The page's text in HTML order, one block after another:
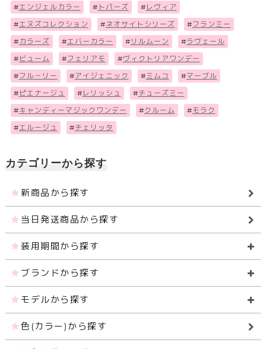
#エンジェルカラー # トパーズ # レヴィア
#エヌズコレクション #ネオサイトシリーズ #フランミー
# カラーズ #エバーカラー # リルムーン #ラヴェール
# ビューム #フェリアモ #ヴィクトリアワンデー
#フル－リー #アイジェニック # ミムコ #マーブル
# ピエナージュ # レリッシュ #チューズミー
#キャンディーマジックワンデー #クルーム #モラク
#エルージュ #チェリッタ
カテゴリーから探す
新商品から探す
当日発送商品から探す
装用期間から探す
ブランドから探す
モデルから探す
色(カラー)から探す